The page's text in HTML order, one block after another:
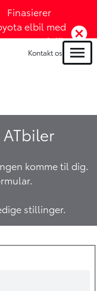
Finasierer
elbil med
rente (Klik
her)
Kontakt os Menu
komme til dig.
stillinger.